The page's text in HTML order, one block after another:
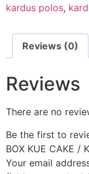
kardus polos,
Reviews (0)
Reviews
There are no
Be the first to
BOX KUE CAKE /
Your email